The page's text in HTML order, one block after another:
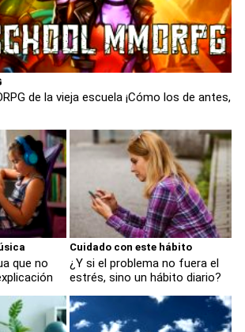
de la vieja escuela ¡Cómo los de antes,
que no
Cuidado con este hábito
¿Y si el problema no fuera el
estrés, sino un hábito diario?